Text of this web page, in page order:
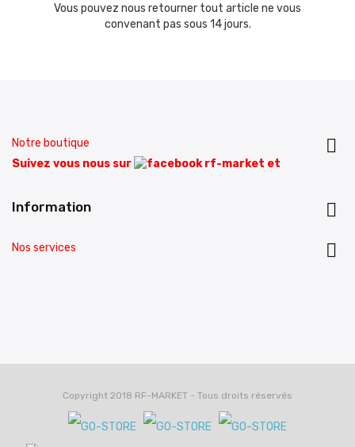
Vous pouvez nous retourner tout article ne vous
convenant pas sous 14 jours.
Notre boutique 
Suivez vous nous sur et
Information 
Nos services 
Copyright 2018 RF-MARKET - Tous droits réservés